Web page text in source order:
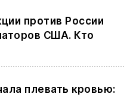
против России
США. Кто
плевать кровью: